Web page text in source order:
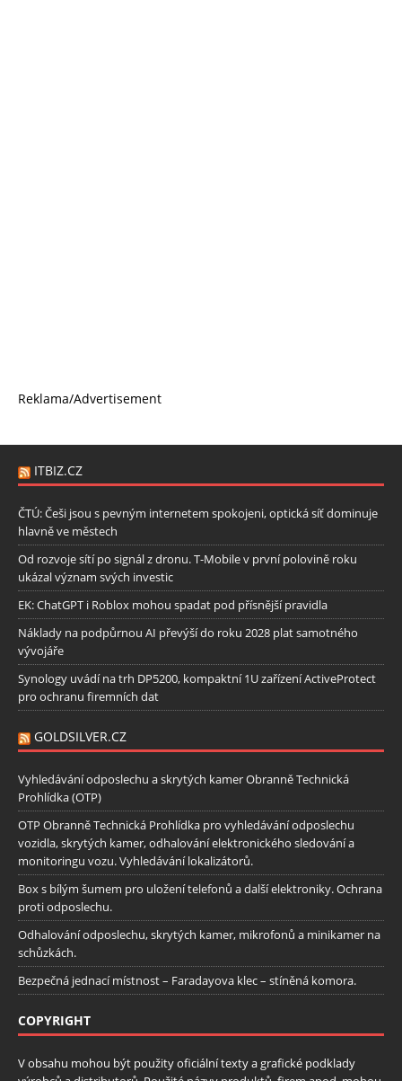
Reklama/Advertisement
ITBIZ.CZ
ČTÚ: Češi jsou s pevným internetem spokojeni, optická síť dominuje
hlavně ve městech
Od rozvoje sítí po signál z dronu. T-Mobile v první polovině roku
ukázal význam svých investic
EK: ChatGPT i Roblox mohou spadat pod přísnější pravidla
Náklady na podpůrnou AI převýší do roku 2028 plat samotného
vývojáře
Synology uvádí na trh DP5200, kompaktní 1U zařízení ActiveProtect
pro ochranu firemních dat
GOLDSILVER.CZ
Vyhledávání odposlechu a skrytých kamer Obranně Technická
Prohlídka (OTP)
OTP Obranně Technická Prohlídka pro vyhledávání odposlechu
vozidla, skrytých kamer, odhalování elektronického sledování a
monitoringu vozu. Vyhledávání lokalizátorů.
Box s bílým šumem pro uložení telefonů a další elektroniky. Ochrana
proti odposlechu.
Odhalování odposlechu, skrytých kamer, mikrofonů a minikamer na
schůzkách.
Bezpečná jednací místnost – Faradayova klec – stíněná komora.
COPYRIGHT
V obsahu mohou být použity oficiální texty a grafické podklady